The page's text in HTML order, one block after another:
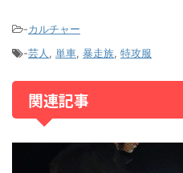
-カルチャー
-芸人 , 単車, 暴走族, 特攻服
関連記事